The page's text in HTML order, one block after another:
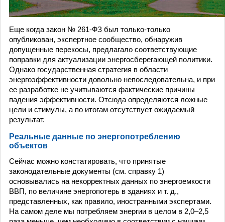
Еще когда закон № 261-ФЗ был только-только
опубликован, экспертное сообщество, обнаружив
допущенные перекосы, предлагало соответствующие
поправки для актуализации энергосберегающей политики.
Однако государственная стратегия в области
энергоэффективности довольно непоследовательна, и при
ее разработке не учитываются фактические причины
падения эффективности. Отсюда определяются ложные
цели и стимулы, а по итогам отсутствует ожидаемый
результат.
Реальные данные по энергопотреблению
объектов
Сейчас можно констатировать, что принятые
законодательные документы (см. справку 1)
основывались на некорректных данных по энергоемкости
ВВП, по величине энергопотерь в зданиях и т. д.,
представленных, как правило, иностранными экспертами.
На самом деле мы потребляем энергии в целом в 2,0–2,5